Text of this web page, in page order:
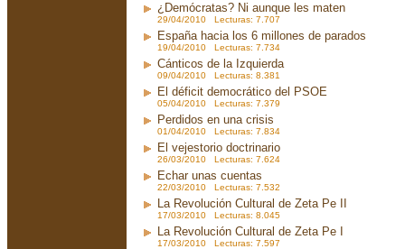
¿Demócratas? Ni aunque les maten
29/04/2010 Lecturas: 7.707
España hacia los 6 millones de parados
19/04/2010 Lecturas: 7.734
Cánticos de la Izquierda
09/04/2010 Lecturas: 8.381
El déficit democrático del PSOE
05/04/2010 Lecturas: 7.379
Perdidos en una crisis
01/04/2010 Lecturas: 7.834
El vejestorio doctrinario
26/03/2010 Lecturas: 7.624
Echar unas cuentas
22/03/2010 Lecturas: 7.532
La Revolución Cultural de Zeta Pe II
17/03/2010 Lecturas: 8.045
La Revolución Cultural de Zeta Pe I
17/03/2010 Lecturas: 7.597